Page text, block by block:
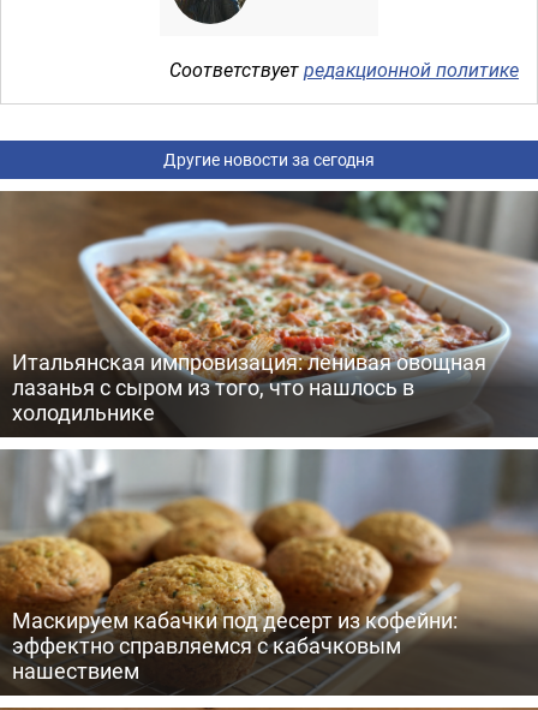
Соответствуетредакционной политике
Другие новости за сегодня
Итальянская импровизация: ленивая овощная
лазанья с сыром из того, что нашлось в
холодильнике
Маскируем кабачки под десерт из кофейни:
эффектно справляемся с кабачковым
нашествием